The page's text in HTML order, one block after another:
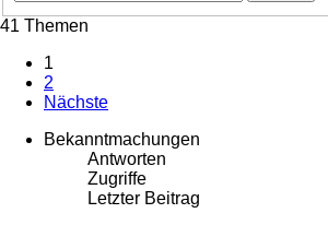
41 Themen
1
2
Nächste
Bekanntmachungen
Antworten
Zugriffe
Letzter Beitrag